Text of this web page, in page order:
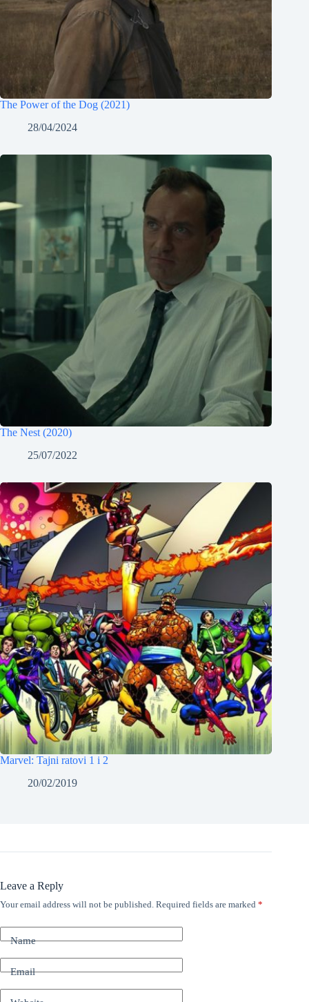
The Power of the Dog (2021)
28/04/2024
The Nest (2020)
25/07/2022
Marvel: Tajni ratovi 1 i 2
20/02/2019
Leave a Reply
Your email address will not be published. Required fields are marked *
Name
Email